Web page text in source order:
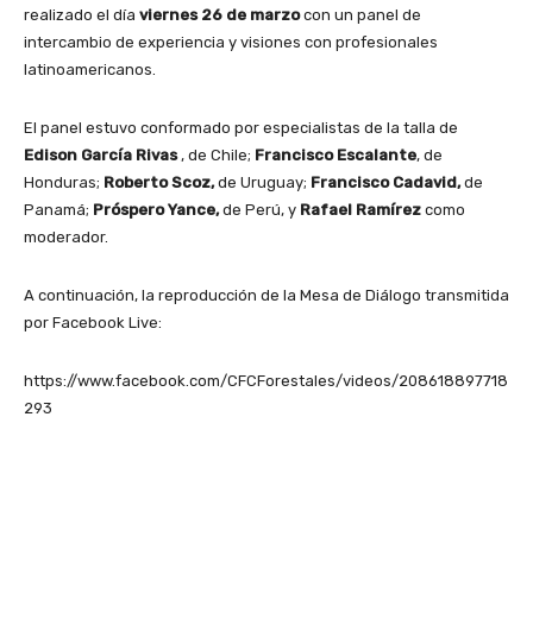
realizado el día viernes 26 de marzocon un panel de
intercambio de experiencia y visiones con profesionales
latinoamericanos.
El panel estuvo conformado por especialistas de la talla de
Edison García Rivas, de Chile; Francisco Escalante, de
Honduras; Roberto Scoz,de Uruguay; Francisco Cadavid,de
Panamá; Próspero Yance,de Perú, y Rafael Ramírez como
moderador.
A continuación, la reproducción de la Mesa de Diálogo transmitida
por Facebook Live:
https://www.facebook.com/CFCForestales/videos/208618897718
293